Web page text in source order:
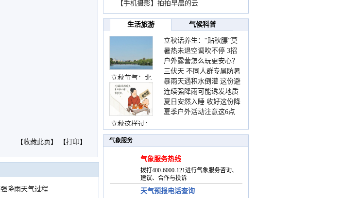
【收藏此页 】 【打印】
降雨天气过程
【手机摄影】拍拍早晨的云
生活旅游 气候科普
立秋节气：北
立秋这样过：
立秋话养生：“贴秋膘”莫
着急 先清暑再防燥
暑热未退空调吹不停 3招
护住肩颈不酸痛
户外露营怎么玩更安心？
这份攻略请收好
三伏天 不同人群专属防暑
要点请收好
暴雨天遇积水倒灌 这份避
险提示请收好
连续强降雨可能诱发地质
灾害 这些前兆要知道
夏日安然入睡 收好这份降
温小贴士
夏季户外活动注意这6点
气象服务
气象服务热线
拨打400-6000-121进行气象服务咨询、
建议、合作与投诉
天气预报电话查询